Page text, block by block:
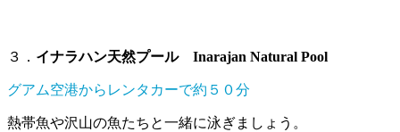
３． イナラハン天然プール Inarajan Natural Pool
グアム空港からレンタカーで約５０分
熱帯魚や沢山の魚たちと一緒に泳ぎましょう。